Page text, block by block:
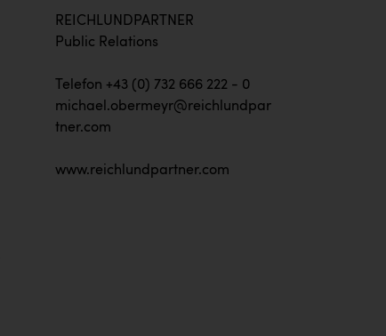
REICHLUNDPARTNER
Public Relations
Telefon +43 (0) 732 666 222 - 0
michael.obermeyr@reichlundpar
tner.com
www.reichlundpartner.com